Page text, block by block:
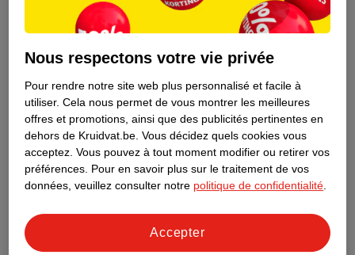
Découvrez dès maintenant l’impact
de marque Kruidvat préférés !
Nous respectons votre vie privée
Pour rendre notre site web plus personnalisé et facile à
utiliser. Cela nous permet de vous montrer les meilleures
offres et promotions, ainsi que des publicités pertinentes en
dehors de Kruidvat.be. Vous décidez quels cookies vous
acceptez. Vous pouvez à tout moment modifier ou retirer vos
préférences. Pour en savoir plus sur le traitement de vos
données, veuillez consulter notre politique de confidentialité.
Accepter